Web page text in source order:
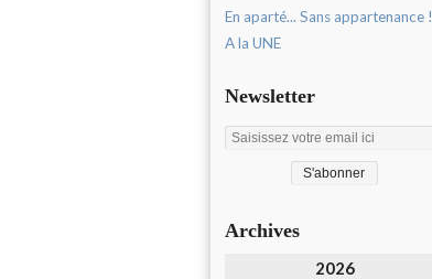
En aparté... Sans appartenance !
A la UNE
Newsletter
Archives
2026